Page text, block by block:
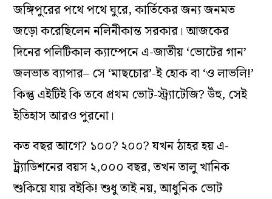
জঙ্গিপুরের পথে পথে ঘুরে, কার্তিকের জন্য জনমত
জড়ো করেছিলেন নলিনীকান্ত সরকার। আজকের
দিনের পলিটিকাল ক্যাম্পেনে এ-জাতীয় ‘ভোটের গান’
জলভাত ব্যাপার– সে ‘মাছচোর’-ই হোক বা ‘ও লাভলি!’
কিন্তু এইটিই কি তবে প্রথম ভোট-স্ট্র্যাটেজি? উঁহু, সেই
ইতিহাস আরও পুরনো।
কত বছর আগে? ১০০? ২০০? যখন ঠাহর হয় এ-
ট্র্যাডিশনের বয়স ২,০০০ বছর, তখন তালু খানিক
শুকিয়ে যায় বইকি! শুধু তাই নয়, আধুনিক ভোট